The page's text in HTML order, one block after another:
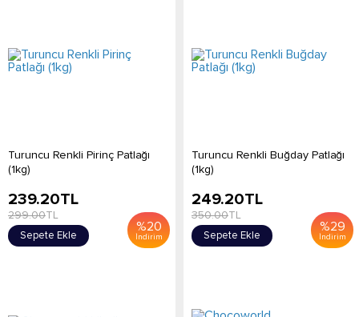
Turuncu Renkli Pirinç Patlağı
(1kg)
%20
İndirim
239.20TL
299.00TL
Sepete Ekle
Turuncu Renkli Buğday Patlağı
(1kg)
%29
İndirim
249.20TL
350.00TL
Sepete Ekle